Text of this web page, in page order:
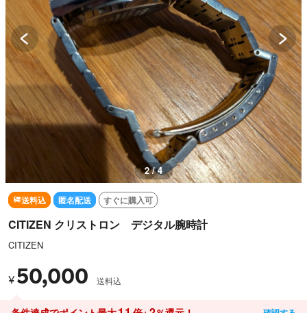
2 / 4
送料込 匿名配送 すぐに購入可
CITIZEN クリストロン デジタル腕時計
CITIZEN
¥ 50,000 送料込